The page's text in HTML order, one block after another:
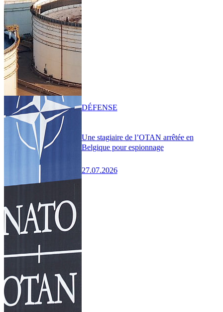
Une stagiaire de l’OTAN arrêtée en
Belgique pour espionnage
27.07.2026
DÉFENSE